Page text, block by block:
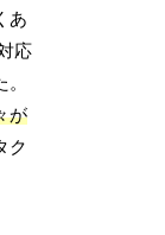
あ
応
が
ク